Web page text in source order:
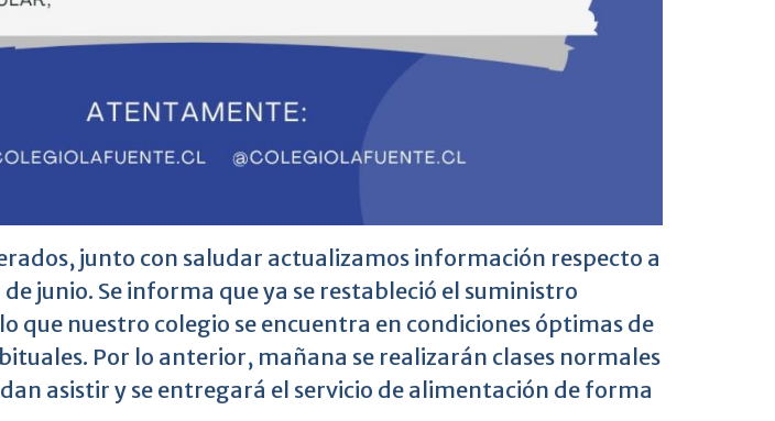
junto con saludar actualizamos información respecto a
de junio. Se informa que ya se restableció el suministro
que nuestro colegio se encuentra en condiciones óptimas de
Por lo anterior, mañana se realizarán clases normales
asistir y se entregará el servicio de alimentación de forma